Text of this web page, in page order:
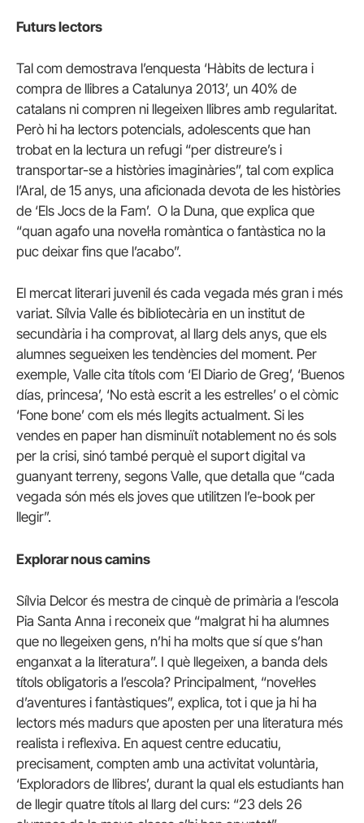
Futurs lectors
Tal com demostrava l’enquesta ‘Hàbits de lectura i
compra de llibres a Catalunya 2013’, un 40% de
catalans ni compren ni llegeixen llibres amb regularitat.
Però hi ha lectors potencials, adolescents que han
trobat en la lectura un refugi “per distreure’s i
transportar-se a històries imaginàries”, tal com explica
l’Aral, de 15 anys, una aficionada devota de les històries
de ‘Els Jocs de la Fam’. O la Duna, que explica que
“quan agafo una novel·la romàntica o fantàstica no la
puc deixar fins que l’acabo”.
El mercat literari juvenil és cada vegada més gran i més
variat. Sílvia Valle és bibliotecària en un institut de
secundària i ha comprovat, al llarg dels anys, que els
alumnes segueixen les tendències del moment. Per
exemple, Valle cita títols com ‘El Diario de Greg’, ‘Buenos
días, princesa’, ‘No està escrit a les estrelles’ o el còmic
‘Fone bone’ com els més llegits actualment. Si les
vendes en paper han disminuït notablement no és sols
per la crisi, sinó també perquè el suport digital va
guanyant terreny, segons Valle, que detalla que “cada
vegada són més els joves que utilitzen l’e-book per
llegir”.
Explorar nous camins
Sílvia Delcor és mestra de cinquè de primària a l’escola
Pia Santa Anna i reconeix que “malgrat hi ha alumnes
que no llegeixen gens, n’hi ha molts que sí que s’han
enganxat a la literatura”. I què llegeixen, a banda dels
títols obligatoris a l’escola? Principalment, “novel·les
d’aventures i fantàstiques”, explica, tot i que ja hi ha
lectors més madurs que aposten per una literatura més
realista i reflexiva. En aquest centre educatiu,
precisament, compten amb una activitat voluntària,
‘Exploradors de llibres’, durant la qual els estudiants han
de llegir quatre títols al llarg del curs: “23 dels 26